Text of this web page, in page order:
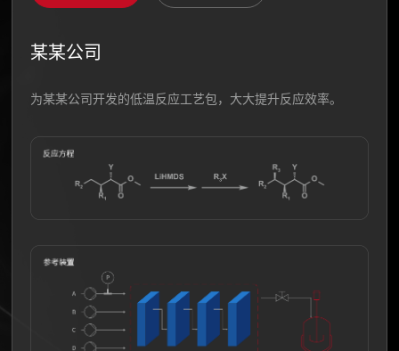
某某公司
为某某公司开发的低温反应工艺包，大大提升反应效率。